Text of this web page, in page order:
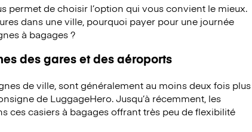
permet de choisir l’option qui vous convient le mieux.
dans une ville, pourquoi payer pour une journée
à bagages ?
des gares et des aéroports
de ville, sont généralement au moins deux fois plus
de LuggageHero. Jusqu’à récemment, les
ces casiers à bagages offrant très peu de flexibilité